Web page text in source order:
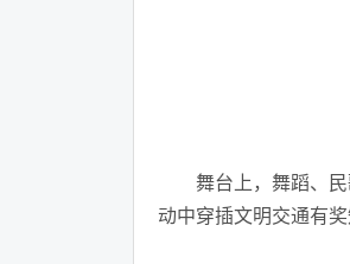
舞台上，舞蹈、民
动中穿插文明交通有